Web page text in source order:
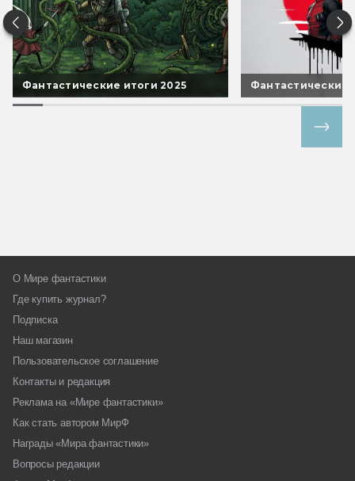
Фантастические итоги 2025 Фантастические
О Мире фантастики
Где купить журнал?
Подписка
Наш магазин
Пользовательское соглашение
Контакты и редакция
Реклама на «Мире фантастики»
Как стать автором МирФ
Награды «Мира фантастики»
Вопросы редакции